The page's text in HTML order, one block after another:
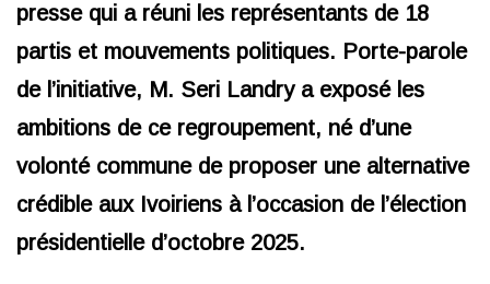
presse qui a réuni les représentants de 18
partis et mouvements politiques. Porte-parole
de l’initiative, M. Seri Landry a exposé les
ambitions de ce regroupement, né d’une
volonté commune de proposer une alternative
crédible aux Ivoiriens à l’occasion de l’élection
présidentielle d’octobre 2025.